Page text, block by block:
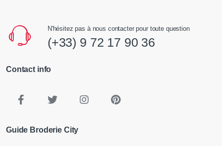
N'hésitez pas à nous contacter pour toute question
(+33) 9 72 17 90 36
Contact info
Guide Broderie City